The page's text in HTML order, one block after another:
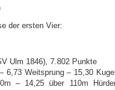
der ersten Vier:
Ulm 1846), 7.802 Punkte
6,73 Weitsprung – 15,30
– 14,25 über 110m